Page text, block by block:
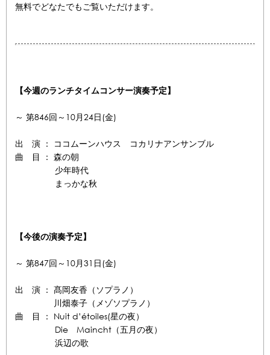
無料でどなたでもご覧いただけます。
【今週のランチタイムコンサー演奏予定】
～ 第846回～10月24日(金)
出 演 ： ココムーンハウス コカリナアンサンブル
曲 目 ： 森の朝
少年時代
まっかな秋
【今後の演奏予定】
～ 第847回～10月31日(金)
出 演 ： 髙岡友香（ソプラノ）
川畑泰子（メゾソプラノ）
曲 目 ： Nuit d’étoiles(星の夜）
Die Maincht（五月の夜）
浜辺の歌